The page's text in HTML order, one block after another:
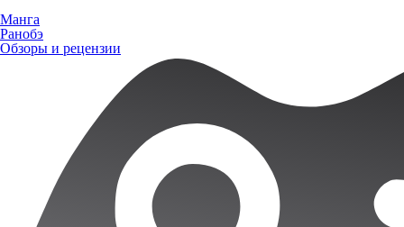
Манга
Ранобэ
Обзоры и рецензии